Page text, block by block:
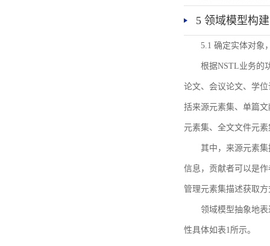
5 领域模型构建
5.1 确定实体对象
根据NSTL业务的
论文、会议论文、学
括来源元素集、单篇
元素集、全文文件元
其中，来源元素
信息，贡献者可以是
管理元素集描述获取
领域模型抽象地
性具体如表1所示。